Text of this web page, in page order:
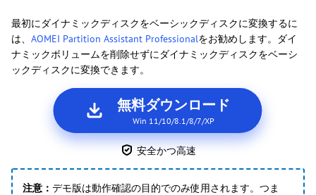
最初にダイナミックディスクをベーシックディスクに変換するに
は、 AOMEI Partition Assistant Professionalをお勧めします。ダイ
ナミックボリュームを削除せずにダイナミックディスクをベーシ
ックディスクに変換できます。
無料ダウンロード
Win 11/10/8.1/8/7/XP
安全かつ高速
注意： デモ版は動作確認の目的でのみ使用されます。つま